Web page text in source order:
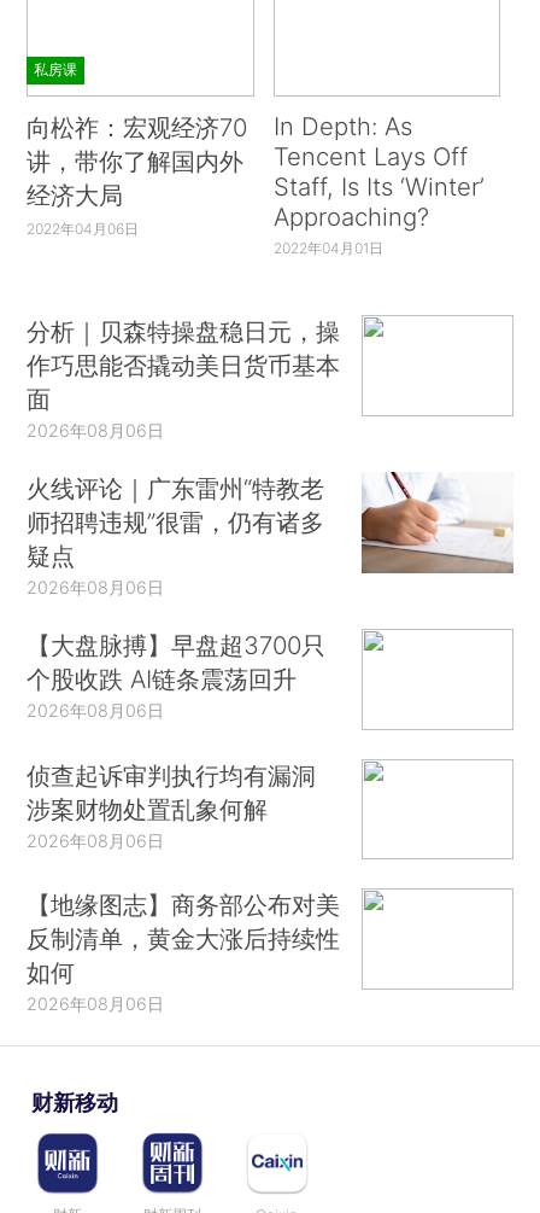
私房课
向松祚：宏观经济70
讲，带你了解国内外
经济大局
2022年04月06日
In Depth: As
Tencent Lays Off
Staff, Is Its ‘Winter’
Approaching?
2022年04月01日
分析｜贝森特操盘稳日元，操
作巧思能否撬动美日货币基本
面
2026年08月06日
火线评论｜广东雷州“特教老
师招聘违规”很雷，仍有诸多
疑点
2026年08月06日
【大盘脉搏】早盘超3700只
个股收跌 AI链条震荡回升
2026年08月06日
侦查起诉审判执行均有漏洞
涉案财物处置乱象何解
2026年08月06日
【地缘图志】商务部公布对美
反制清单，黄金大涨后持续性
如何
2026年08月06日
财新移动